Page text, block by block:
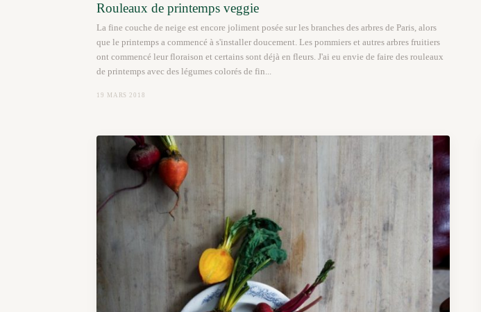
Rouleaux de printemps veggie
La fine couche de neige est encore joliment posée sur les branches des arbres de Paris, alors
que le printemps a commencé à s'installer doucement. Les pommiers et autres arbres fruitiers
ont commencé leur floraison et certains sont déjà en fleurs. J'ai eu envie de faire des rouleaux
de printemps avec des légumes colorés de fin...
19 MARS 2018